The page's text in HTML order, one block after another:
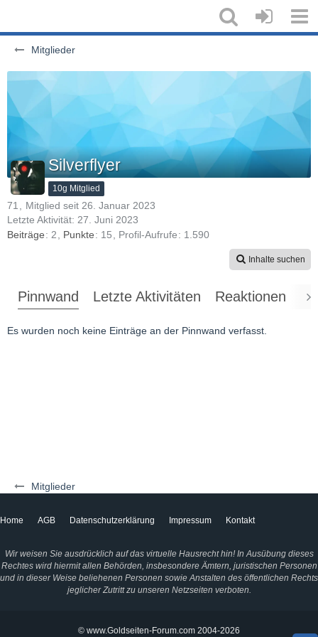
Mitglieder
Mitglieder
Silverflyer
10g Mitglied
71
Mitglied seit 26. Januar 2023
Letzte Aktivität: 27. Juni 2023
Beiträge
2 Punkte 15 Profil-Aufrufe 1.590
Inhalte suchen
Pinnwand Letzte Aktivitäten Reaktionen
Es wurden noch keine Einträge an der Pinnwand verfasst.
Home AGB Datenschutzerklärung Impressum Kontakt
Wir weisen Sie ausdrücklich auf das virtuelle Hausrecht hin! In Ausübung dieses
Rechtes wird hiermit allen Behörden, insbesondere Ämtern, juristischen Personen
und in dieser Weise beliehenen Personen sowie Anstalten des öffentlichen Rechts
jeglicher Zutritt zu unseren Netzseiten verboten.
© www.Goldseiten-Forum.com 2004-2026